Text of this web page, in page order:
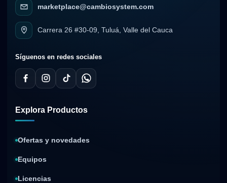
marketplace@cambiosystem.com
Carrera 26 #30-09, Tuluá, Valle del Cauca
Síguenos en redes sociales
Explora Productos
Ofertas y novedades
Equipos
Licencias